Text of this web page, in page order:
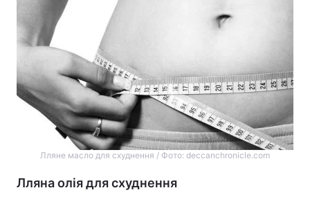
Лляне масло для схуднення / Фото: deccanchronicle.com
Лляна олія для схуднення